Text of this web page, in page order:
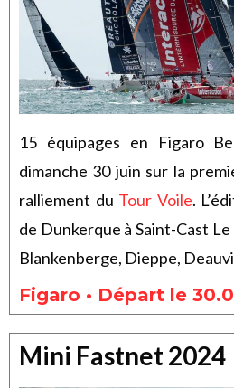
15 équipages en Figaro
dimanche 30 juin sur la
ralliement du Tour Voile.
de Dunkerque à Saint-Cast
Blankenberge, Dieppe,
Figaro • Départ le
Mini Fastnet 2024